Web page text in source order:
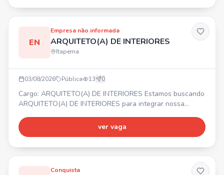
EN
Empresa não informada
ARQUITETO(A) DE INTERIORES
Itapema
03/08/2026 Pública 13 0
Cargo: ARQUITETO(A) DE INTERIORES Estamos buscando
ARQUITETO(A) DE INTERIORES para integrar nossa
projetos, layouts, memoriais, especificação de materiais,
modelagem 3D, levantamento de medidas,
ver vaga
Conquista